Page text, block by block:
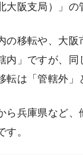
大阪支局）」の
の移転や、大
内」ですが、同
転は「管轄外」
ら兵庫県など
。